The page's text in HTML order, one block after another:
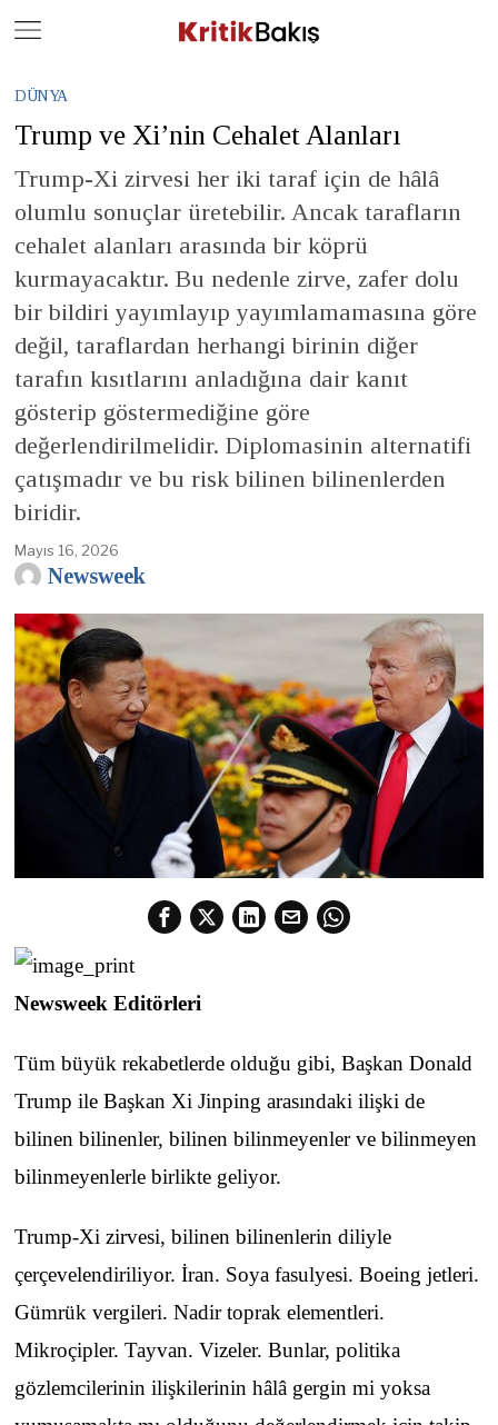
DÜNYA
Trump ve Xi’nin Cehalet Alanları
Trump-Xi zirvesi her iki taraf için de hâlâ
olumlu sonuçlar üretebilir. Ancak tarafların
cehalet alanları arasında bir köprü
kurmayacaktır. Bu nedenle zirve, zafer dolu
bir bildiri yayımlayıp yayımlamamasına göre
değil, taraflardan herhangi birinin diğer
tarafın kısıtlarını anladığına dair kanıt
gösterip göstermediğine göre
değerlendirilmelidir. Diplomasinin alternatifi
çatışmadır ve bu risk bilinen bilinenlerden
biridir.
Mayıs 16, 2026
Newsweek
Newsweek Editörleri
Tüm büyük rekabetlerde olduğu gibi, Başkan Donald
Trump ile Başkan Xi Jinping arasındaki ilişki de
bilinen bilinenler, bilinen bilinmeyenler ve bilinmeyen
bilinmeyenlerle birlikte geliyor.
Trump-Xi zirvesi, bilinen bilinenlerin diliyle
çerçevelendiriliyor. İran. Soya fasulyesi. Boeing jetleri.
Gümrük vergileri. Nadir toprak elementleri.
Mikroçipler. Tayvan. Vizeler. Bunlar, politika
gözlemcilerinin ilişkilerinin hâlâ gergin mi yoksa